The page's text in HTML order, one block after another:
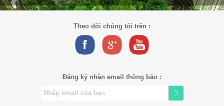
Theo dõi chúng tôi trên :
Đăng ký nhận email thông báo :